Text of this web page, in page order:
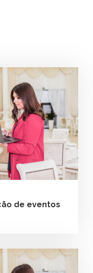
de eventos